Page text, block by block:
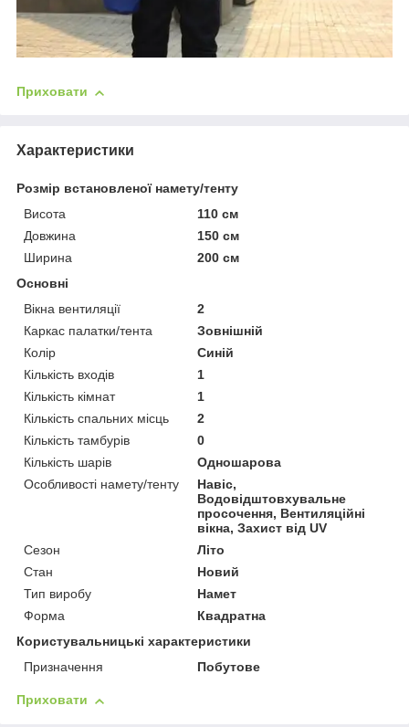
Приховати
Характеристики
Розмір встановленої намету/тенту
Висота
110 см
Довжина
150 см
Ширина
200 см
Основні
Вікна вентиляції
2
Каркас палатки/тента
Зовнішній
Колір
Синій
Кількість входів
1
Кількість кімнат
1
Кількість спальних місць
2
Кількість тамбурів
0
Кількість шарів
Одношарова
Особливості намету/тенту
Навіс,
Водовідштовхувальне
просочення, Вентиляційні
вікна, Захист від UV
Сезон
Літо
Стан
Новий
Тип виробу
Намет
Форма
Квадратна
Користувальницькі характеристики
Призначення
Побутове
Приховати